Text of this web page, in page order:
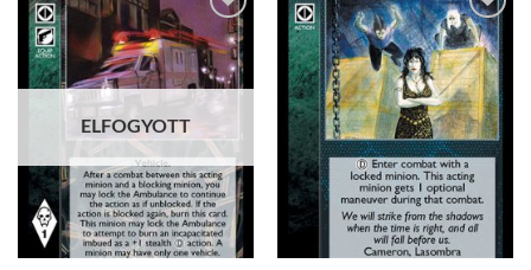
Add to
wishlist
ELFOGYOTT
Add to
wishlist